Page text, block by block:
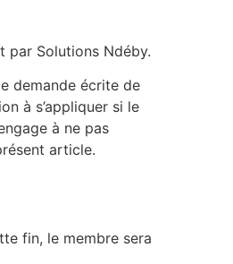
par Solutions Ndéby.
demande écrite de
à s’appliquer si le
à ne pas
article.
fin, le membre sera